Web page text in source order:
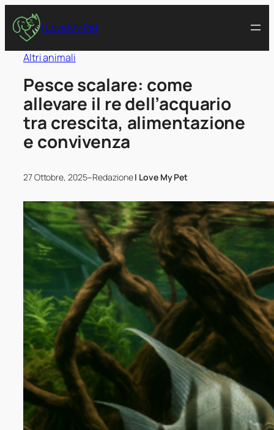
I Love My Pet
Altri animali
Pesce scalare: come
allevare il re dell’acquario
tra crescita, alimentazione
e convivenza
27 Ottobre, 2025–RedazioneI Love My Pet